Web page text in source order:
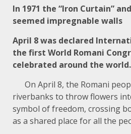
In 1971 the “Iron Curtain”
seemed impregnable walls
April 8 was declared
the first World Romani
celebrated around the world.
On April 8, the Romani
riverbanks to throw flowers
symbol of freedom, crossing
as a shared place for all the